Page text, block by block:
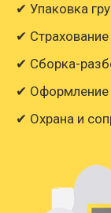
✔ Упаковка
✔ Страхование
✔ Сборка-
✔ Оформление
✔ Охрана и